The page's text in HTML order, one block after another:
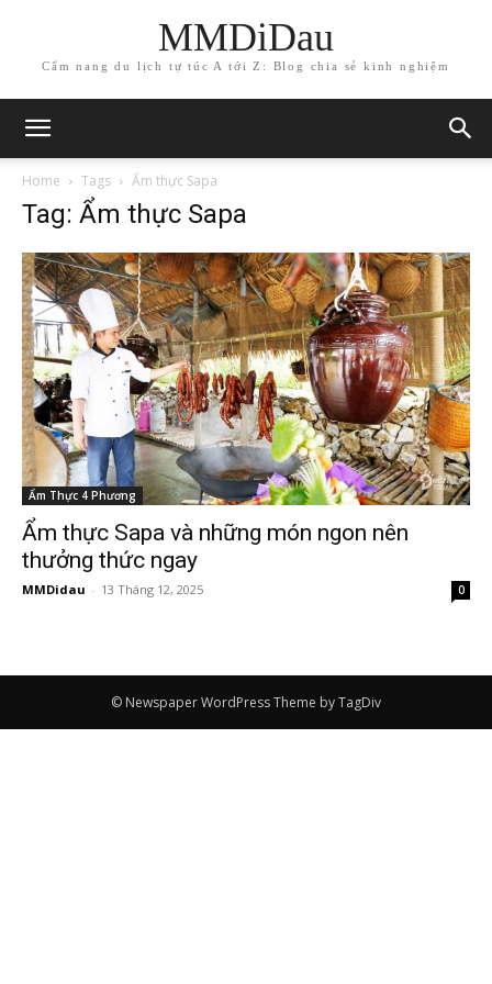
MMDiDau
Cẩm nang du lịch tự túc A tới Z: Blog chia sẻ kinh nghiệm
Home Tags Ẩm thực Sapa
Tag: Ẩm thực Sapa
Ẩm Thực 4 Phương
Ẩm thực Sapa và những món ngon nên
thưởng thức ngay
MMDidau - 13 Tháng 12, 2025 0
© Newspaper WordPress Theme by TagDiv